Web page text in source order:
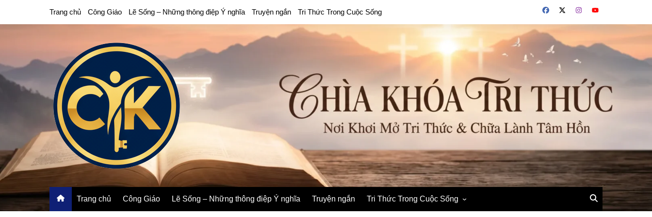
Trang chủ Công Giáo Lẽ Sống – Những thông điệp Ý nghĩa Truyện ngắn Tri Thức Trong Cuộc Sống
Trang chủ Công Giáo Lẽ Sống – Những thông điệp Ý nghĩa Truyện ngắn Tri Thức Trong Cuộc Sống